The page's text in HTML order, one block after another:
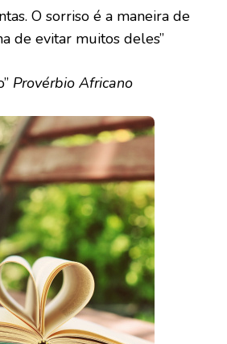
O sorriso é a maneira de
de evitar muitos deles”
Provérbio Africano